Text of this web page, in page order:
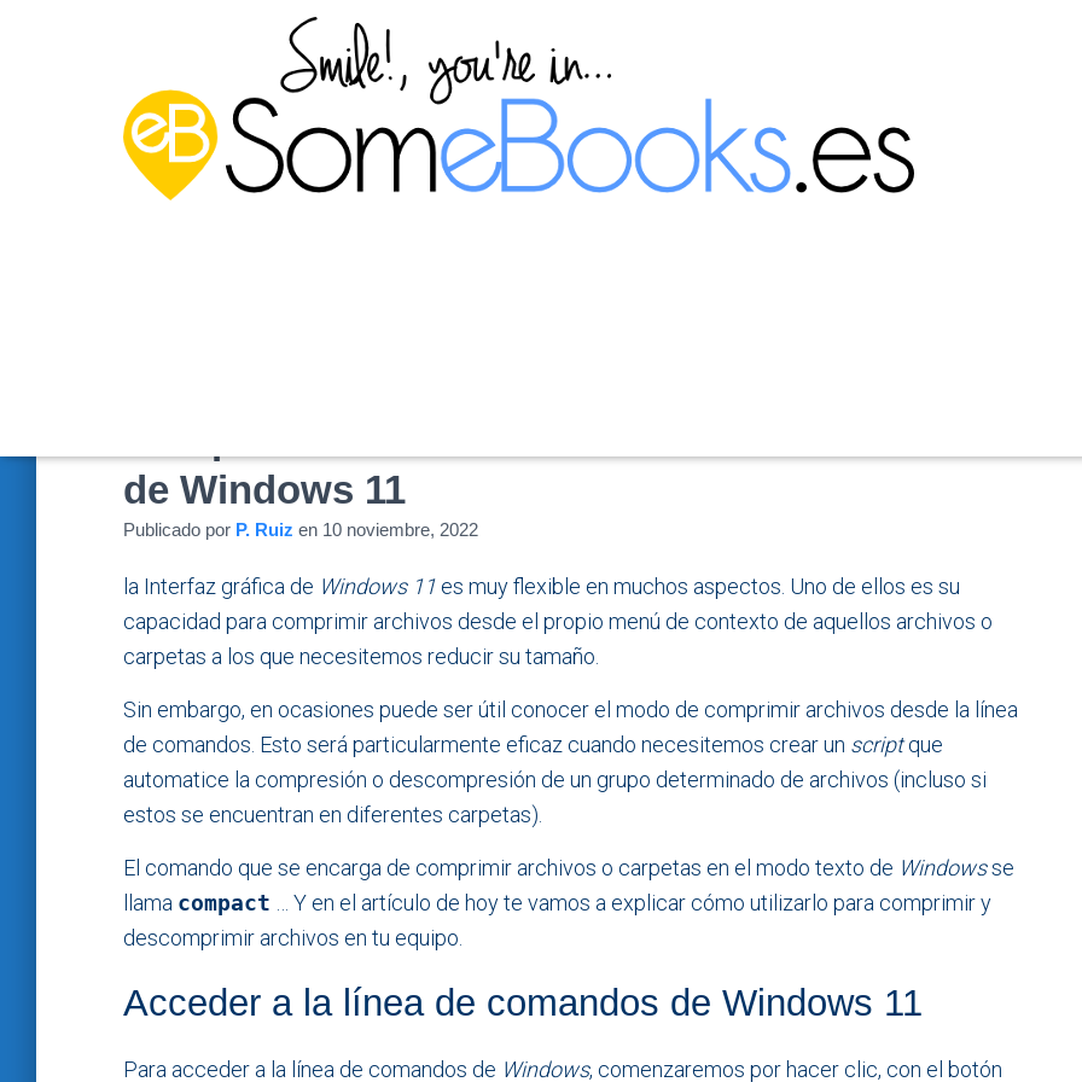
de Windows 11
Publicado por P. Ruiz en 10 noviembre, 2022
la Interfaz gráfica de Windows 11 es muy flexible en muchos aspectos. Uno de ellos es su
capacidad para comprimir archivos desde el propio menú de contexto de aquellos archivos o
carpetas a los que necesitemos reducir su tamaño.
Sin embargo, en ocasiones puede ser útil conocer el modo de comprimir archivos desde la línea
de comandos. Esto será particularmente eficaz cuando necesitemos crear un scriptque
automatice la compresión o descompresión de un grupo determinado de archivos (incluso si
estos se encuentran en diferentes carpetas).
El comando que se encarga de comprimir archivos o carpetas en el modo texto de Windowsse
llama compact … Y en el artículo de hoy te vamos a explicar cómo utilizarlo para comprimir y
descomprimir archivos en tu equipo.
Acceder a la línea de comandos de Windows 11
Para acceder a la línea de comandos de Windows, comenzaremos por hacer clic, con el botón